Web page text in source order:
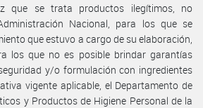
que se trata productos ilegítimos, no
Nacional, para los que se
que estuvo a cargo de su elaboración,
los que no es posible brindar garantías
y/o formulación con ingredientes
vigente aplicable, el Departamento de
y Productos de Higiene Personal de la